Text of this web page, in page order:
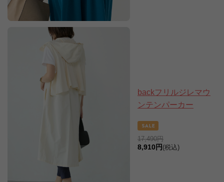
backフリルジレマウ
ンテンパーカー
17,490円
8,910円 (税込)